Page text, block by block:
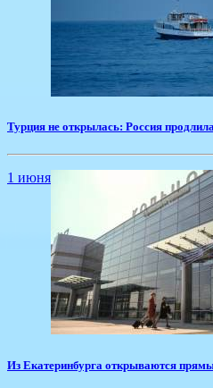
​Турция не открылась: Россия
1 июня
​Из Екатеринбурга открываются